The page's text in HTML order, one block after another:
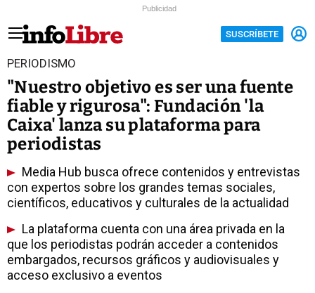
Publicidad
SUSCRÍBETE
PERIODISMO
"Nuestro objetivo es ser una fuente
fiable y rigurosa": Fundación 'la
Caixa' lanza su plataforma para
periodistas
Media Hub busca ofrece contenidos y entrevistas
con expertos sobre los grandes temas sociales,
científicos, educativos y culturales de la actualidad
La plataforma cuenta con una área privada en la
que los periodistas podrán acceder a contenidos
embargados, recursos gráficos y audiovisuales y
acceso exclusivo a eventos